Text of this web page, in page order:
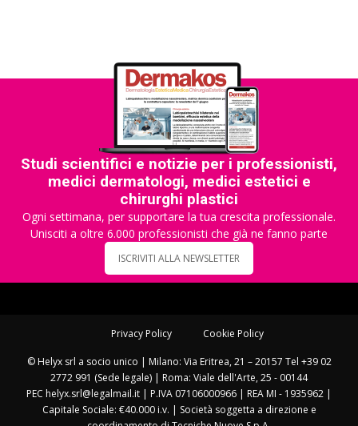
Studi scientifici e notizie per i professionisti,
medici dermatologi, medici estetici e
chirurghi plastici
Ogni settimana, per supportare la tua crescita professionale.
Unisciti a oltre 6.000 professionisti che già ne fanno parte
ISCRIVITI ALLA NEWSLETTER
Privacy Policy Cookie Policy
© Helyx srl a socio unico | Milano: Via Eritrea, 21 – 20157 Tel +39 02
2772 991 (Sede legale) | Roma: Viale dell'Arte, 25 - 00144
PEC helyx.srl@legalmail.it | P.IVA 07106000966 | REA MI - 1935962 |
Capitale Sociale: €40.000 i.v. | Società soggetta a direzione e